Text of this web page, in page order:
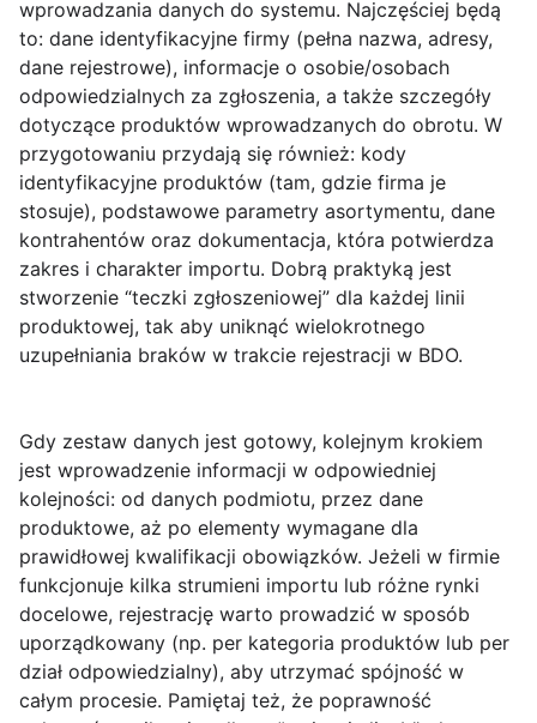
wprowadzania danych do systemu. Najczęściej będą
to: dane identyfikacyjne firmy (pełna nazwa, adresy,
dane rejestrowe), informacje o osobie/osobach
odpowiedzialnych za zgłoszenia, a także szczegóły
dotyczące produktów wprowadzanych do obrotu. W
przygotowaniu przydają się również: kody
identyfikacyjne produktów (tam, gdzie firma je
stosuje), podstawowe parametry asortymentu, dane
kontrahentów oraz dokumentacja, która potwierdza
zakres i charakter importu. Dobrą praktyką jest
stworzenie “teczki zgłoszeniowej” dla każdej linii
produktowej, tak aby uniknąć wielokrotnego
uzupełniania braków w trakcie rejestracji w BDO.
Gdy zestaw danych jest gotowy, kolejnym krokiem
jest wprowadzenie informacji w odpowiedniej
kolejności: od danych podmiotu, przez dane
produktowe, aż po elementy wymagane dla
prawidłowej kwalifikacji obowiązków. Jeżeli w firmie
funkcjonuje kilka strumieni importu lub różne rynki
docelowe, rejestrację warto prowadzić w sposób
uporządkowany (np. per kategoria produktów lub per
dział odpowiedzialny), aby utrzymać spójność w
całym procesie. Pamiętaj też, że poprawność